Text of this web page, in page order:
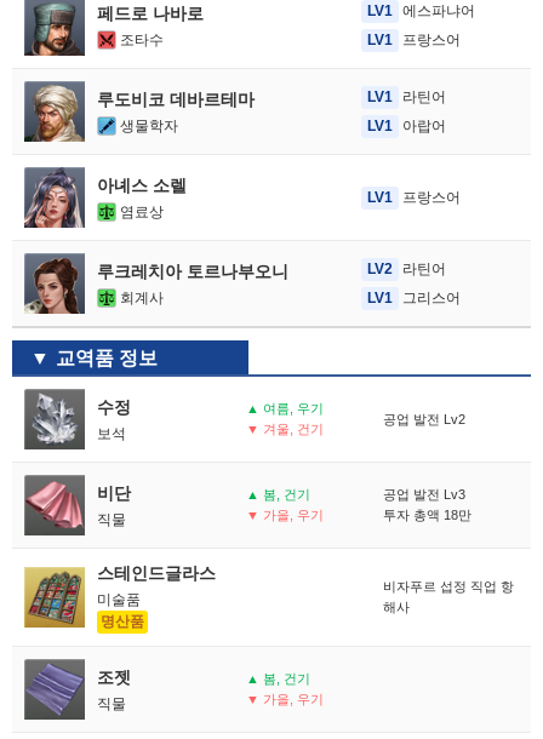
페드로 나바로
조타수
LV1
에스파냐어
LV1
프랑스어
루도비코 데바르테마
생물학자
LV1
라틴어
LV1
아랍어
아녜스 소렐
염료상
LV1 프랑스어
루크레치아 토르나부오니
회계사
LV2
라틴어
LV1
그리스어
교역품 정보
수정
보석
▲ 여름, 우기
▼ 겨울, 건기
공업 발전 Lv2
비단
직물
▲ 봄, 건기
▼ 가을, 우기
공업 발전 Lv3
투자 총액 18만
스테인드글라스
미술품
명산품
비자푸르 섭정 직업 항
해사
조젯
직물
▲ 봄, 건기
▼ 가을, 우기